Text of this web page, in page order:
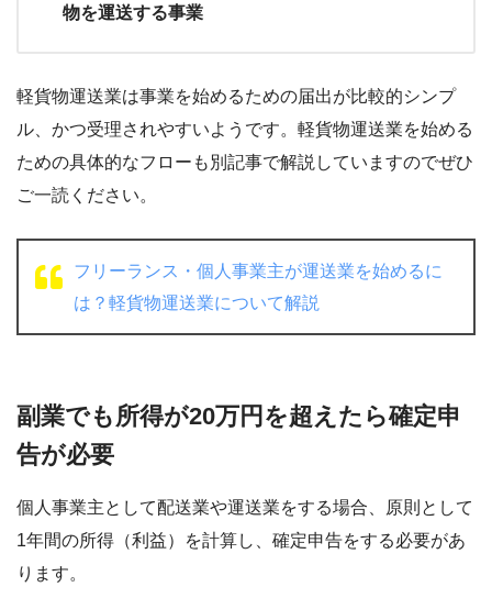
物を運送する事業
軽貨物運送業は事業を始めるための届出が比較的シンプ
ル、かつ受理されやすいようです。軽貨物運送業を始める
ための具体的なフローも別記事で解説していますのでぜひ
ご一読ください。
フリーランス・個人事業主が運送業を始めるに
は？軽貨物運送業について解説
副業でも所得が20万円を超えたら確定申
告が必要
個人事業主として配送業や運送業をする場合、原則として
1年間の所得（利益）を計算し、確定申告をする必要があ
ります。